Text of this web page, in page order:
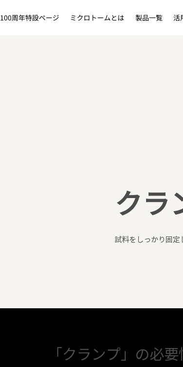
100周年特設ページ ミクロトームとは 製品一覧 活
クラ
試料をしっかり固定
「クランプ」の必要